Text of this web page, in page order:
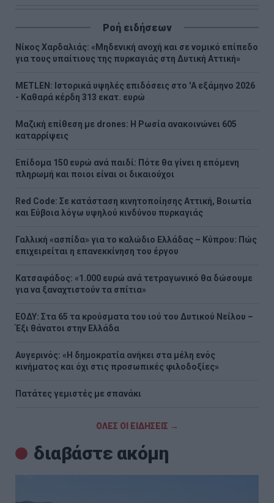
Ροή ειδήσεων
Νίκος Χαρδαλιάς: «Μηδενική ανοχή και σε νομικό επίπεδο
για τους υπαίτιους της πυρκαγιάς στη Δυτική Αττική»
METLEN: Iστορικά υψηλές επιδόσεις στο 'A εξάμηνο 2026
- Kαθαρά κέρδη 313 εκατ. ευρώ
Μαζική επίθεση με drones: Η Ρωσία ανακοινώνει 605
καταρρίψεις
Επίδομα 150 ευρώ ανά παιδί: Πότε θα γίνει η επόμενη
πληρωμή και ποιοι είναι οι δικαιούχοι
Red Code: Σε κατάσταση κινητοποίησης Αττική, Βοιωτία
και Εύβοια λόγω υψηλού κινδύνου πυρκαγιάς
Γαλλική «ασπίδα» για το καλώδιο Ελλάδας – Κύπρου: Πώς
επιχειρείται η επανεκκίνηση του έργου
Κατσαφάδος: «1.000 ευρώ ανά τετραγωνικό θα δώσουμε
για να ξαναχτιστούν τα σπίτια»
ΕΟΔΥ: Στα 65 τα κρούσματα του ιού του Δυτικού Νείλου –
Έξι θάνατοι στην Ελλάδα
Αυγερινός: «Η δημοκρατία ανήκει στα μέλη ενός
κινήματος και όχι στις προσωπικές φιλοδοξίες»
Πατάτες γεμιστές με σπανάκι
ΟΛΕΣ ΟΙ ΕΙΔΗΣΕΙΣ →
διαβάστε ακόμη